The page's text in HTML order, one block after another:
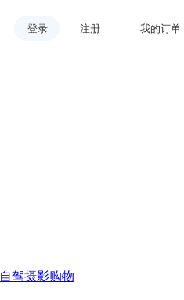
登录 注册 我的订单
自驾摄影购物